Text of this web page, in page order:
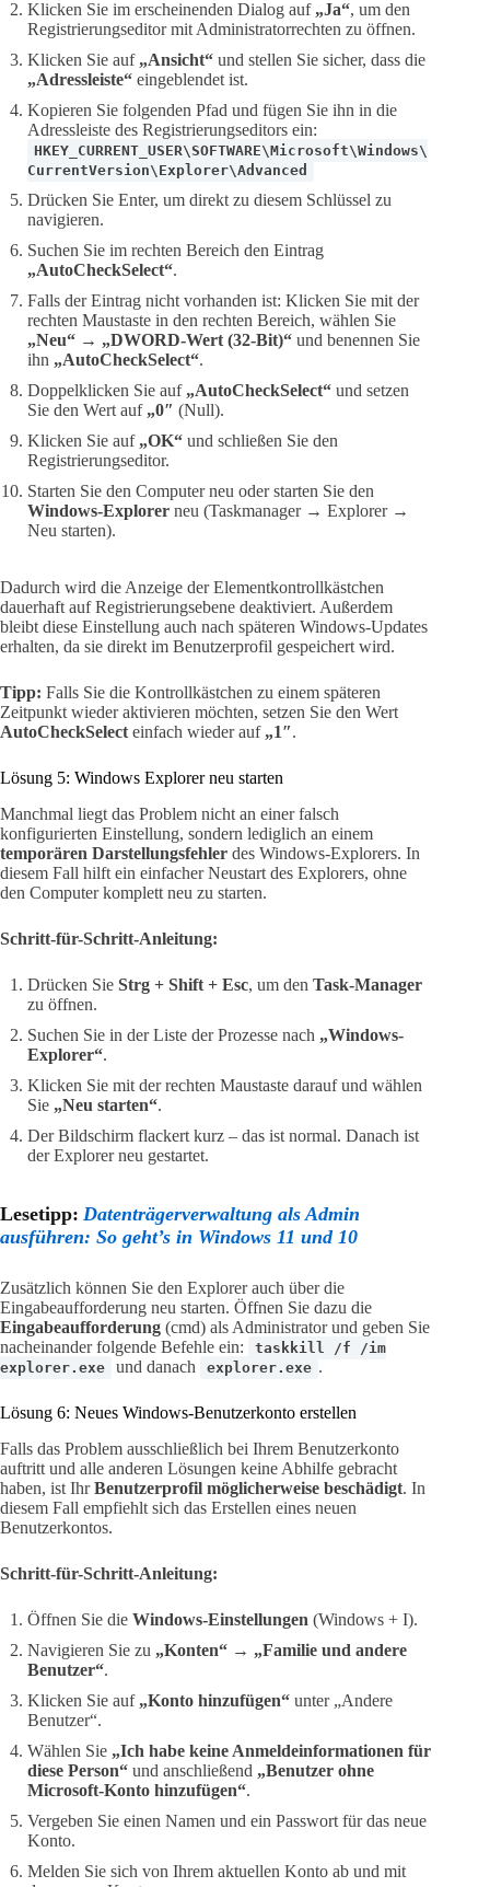
Klicken Sie im erscheinenden Dialog auf „Ja“, um den
Registrierungseditor mit Administratorrechten zu öffnen.
Klicken Sie auf „Ansicht“ und stellen Sie sicher, dass die
„Adressleiste“ eingeblendet ist.
Kopieren Sie folgenden Pfad und fügen Sie ihn in die
Adressleiste des Registrierungseditors ein:
HKEY_CURRENT_USER\SOFTWARE\Microsoft\Windows\
CurrentVersion\Explorer\Advanced
Drücken Sie Enter, um direkt zu diesem Schlüssel zu
navigieren.
Suchen Sie im rechten Bereich den Eintrag
„AutoCheckSelect“.
Falls der Eintrag nicht vorhanden ist: Klicken Sie mit der
rechten Maustaste in den rechten Bereich, wählen Sie
„Neu“ → „DWORD-Wert (32-Bit)“ und benennen Sie
ihn „AutoCheckSelect“.
Doppelklicken Sie auf „AutoCheckSelect“ und setzen
Sie den Wert auf „0″ (Null).
Klicken Sie auf „OK“ und schließen Sie den
Registrierungseditor.
Starten Sie den Computer neu oder starten Sie den
Windows-Explorer neu (Taskmanager → Explorer →
Neu starten).
Dadurch wird die Anzeige der Elementkontrollkästchen
dauerhaft auf Registrierungsebene deaktiviert. Außerdem
bleibt diese Einstellung auch nach späteren Windows-Updates
erhalten, da sie direkt im Benutzerprofil gespeichert wird.
Tipp: Falls Sie die Kontrollkästchen zu einem späteren
Zeitpunkt wieder aktivieren möchten, setzen Sie den Wert
AutoCheckSelect einfach wieder auf „1″.
Lösung 5: Windows Explorer neu starten
Manchmal liegt das Problem nicht an einer falsch
konfigurierten Einstellung, sondern lediglich an einem
temporären Darstellungsfehler des Windows-Explorers. In
diesem Fall hilft ein einfacher Neustart des Explorers, ohne
den Computer komplett neu zu starten.
Schritt-für-Schritt-Anleitung:
Drücken Sie Strg + Shift + Esc, um den Task-Manager
zu öffnen.
Suchen Sie in der Liste der Prozesse nach „Windows-
Explorer“.
Klicken Sie mit der rechten Maustaste darauf und wählen
Sie „Neu starten“.
Der Bildschirm flackert kurz – das ist normal. Danach ist
der Explorer neu gestartet.
Lesetipp: Datenträgerverwaltung als Admin
ausführen: So geht’s in Windows 11 und 10
Zusätzlich können Sie den Explorer auch über die
Eingabeaufforderung neu starten. Öffnen Sie dazu die
Eingabeaufforderung (cmd) als Administrator und geben Sie
nacheinander folgende Befehle ein:
taskkill /f /im
explorer.exe
und danach explorer.exe .
Lösung 6: Neues Windows-Benutzerkonto erstellen
Falls das Problem ausschließlich bei Ihrem Benutzerkonto
auftritt und alle anderen Lösungen keine Abhilfe gebracht
haben, ist IhrBenutzerprofil möglicherweise beschädigt. In
diesem Fall empfiehlt sich das Erstellen eines neuen
Benutzerkontos.
Schritt-für-Schritt-Anleitung:
Öffnen Sie die Windows-Einstellungen (Windows + I).
Navigieren Sie zu „Konten“ → „Familie und andere
Benutzer“.
Klicken Sie auf „Konto hinzufügen“ unter „Andere
Benutzer“.
Wählen Sie „Ich habe keine Anmeldeinformationen für
diese Person“ und anschließend „Benutzer ohne
Microsoft-Konto hinzufügen“.
Vergeben Sie einen Namen und ein Passwort für das neue
Konto.
Melden Sie sich von Ihrem aktuellen Konto ab und mit